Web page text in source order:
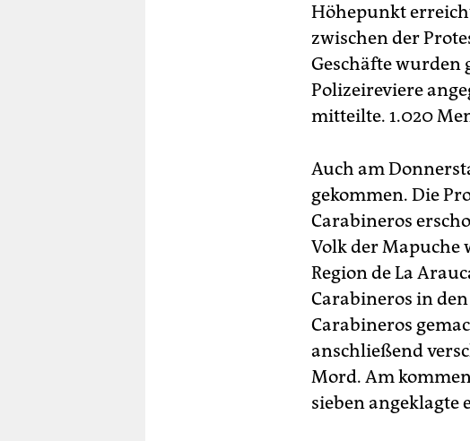
Höhepunkt
zwischen der
Geschäfte wurden
Polizeireviere
mitteilte. 1.020
Auch am
gekommen. Die
Carabineros
Volk der Mapuche
Region de La
Carabineros in
Carabineros
anschließend
Mord. Am
sieben angeklagte